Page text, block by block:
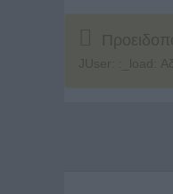
JUser: :_load: